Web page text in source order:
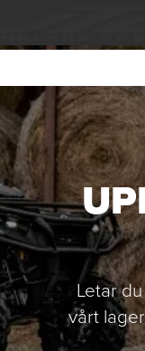
Letar
vårt